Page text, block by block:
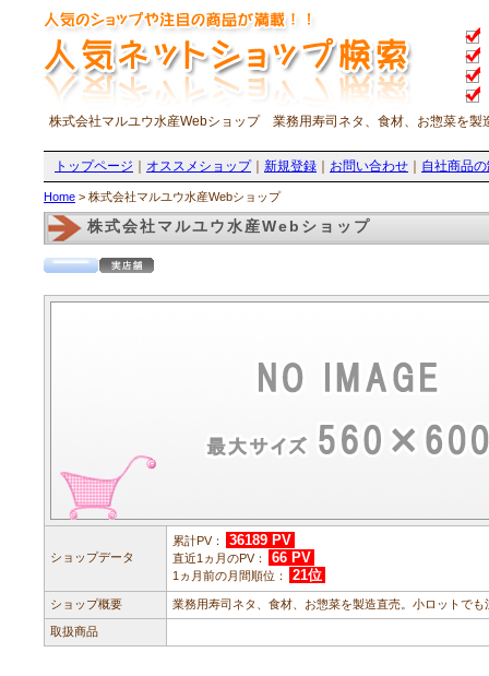
株式会社マルユウ水産Webショップ 業務用寿司ネタ、食材、お惣菜を製
トップページ オススメショップ｜ 新規登録 お問い合わせ 自社商品
Home > 株式会社マルユウ水産Webショップ
株式会社マルユウ水産Webショップ
ショップデータ
累計PV： 36189 PV
直近1ヵ月のPV： 66 PV
1ヵ月前の月間順位： 21位
ショップ概要 業務用寿司ネタ、食材、お惣菜を製造直売。小ロットでも
取扱商品